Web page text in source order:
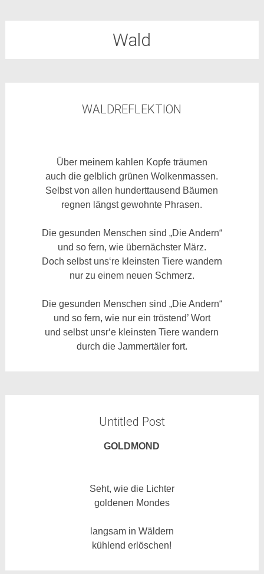
Wald
WALDREFLEKTION
Über meinem kahlen Kopfe träumen
auch die gelblich grünen Wolkenmassen.
Selbst von allen hunderttausend Bäumen
regnen längst gewohnte Phrasen.
Die gesunden Menschen sind „Die Andern“
und so fern, wie übernächster März.
Doch selbst uns‘re kleinsten Tiere wandern
nur zu einem neuen Schmerz.
Die gesunden Menschen sind „Die Andern“
und so fern, wie nur ein tröstend’ Wort
und selbst unsr‘e kleinsten Tiere wandern
durch die Jammertäler fort.
Untitled Post
GOLDMOND
Seht, wie die Lichter
goldenen Mondes
langsam in Wäldern
kühlend erlöschen!